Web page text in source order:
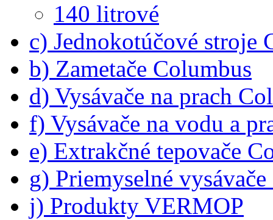
140 litrové
c) Jednokotúčové stroje
b) Zametače Columbus
d) Vysávače na prach
f) Vysávače na vodu a
e) Extrakčné tepovače
g) Priemyselné
j) Produkty VERMOP